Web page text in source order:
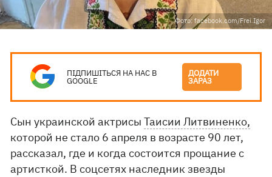
Фото: facebook.com/Frei.Igor
ПІДПИШІТЬСЯ НА НАС В
GOOGLE
ДОДАТИ
ЗАРАЗ
Сын украинской актрисыТаисии Литвиненко,
которой не стало 6 апреля в возрасте 90 лет,
рассказал, где и когда состоится прощание с
артисткой. В соцсетях наследник звезды